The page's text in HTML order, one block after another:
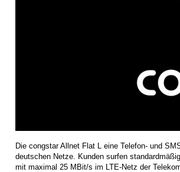
Die congstar Allnet Flat L eine Telefon- und
deutschen Netze. Kunden surfen
mit maximal 25 MBit/s im LTE-Netz der